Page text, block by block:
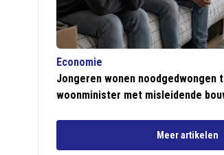
Economie
Jongeren wonen noodgedwongen
woonminister met misleidende
Meer artikelen